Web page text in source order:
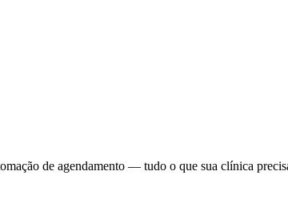
de agendamento — tudo o que sua clínica